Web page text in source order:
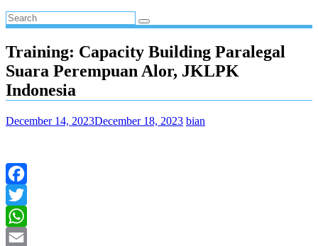
Training: Capacity Building Paralegal
Suara Perempuan Alor, JKLPK
Indonesia
December 14, 2023December 18, 2023 bian
Facebook
Twitter
WhatsApp